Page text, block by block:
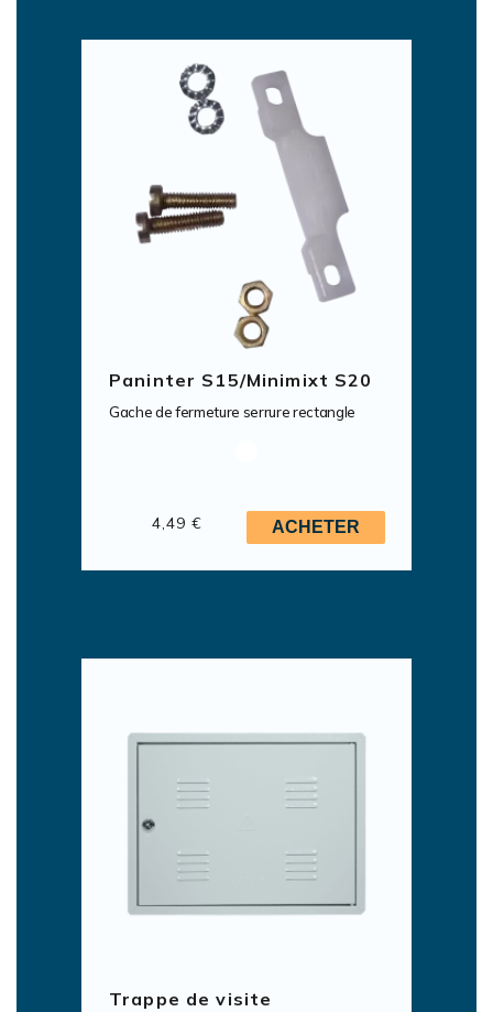
Paninter S15/Minimixt S20
Gache de fermeture serrure rectangle
4,49 € ACHETER
Trappe de visite